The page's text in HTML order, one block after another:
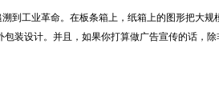
工业革命。在板条箱上，纸箱上的图形把大规
包装设计。并且，如果你打算做广告宣传的话，